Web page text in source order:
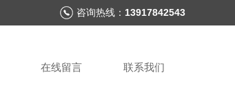
咨询热线： 13917842543
在线留言 联系我们